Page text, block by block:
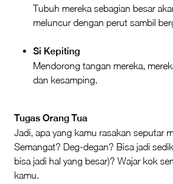
Tubuh mereka sebagian besar
meluncur dengan perut sambil
Si Kepiting
Mendorong tangan mereka,
dan kesamping.
Tugas Orang Tua
Jadi, apa yang kamu rasakan seputar
Semangat? Deg-degan? Bisa jadi
bisa jadi hal yang besar)? Wajar kok
kamu.